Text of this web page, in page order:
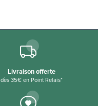
Livraison offerte
dès 35€ en Point Relais*